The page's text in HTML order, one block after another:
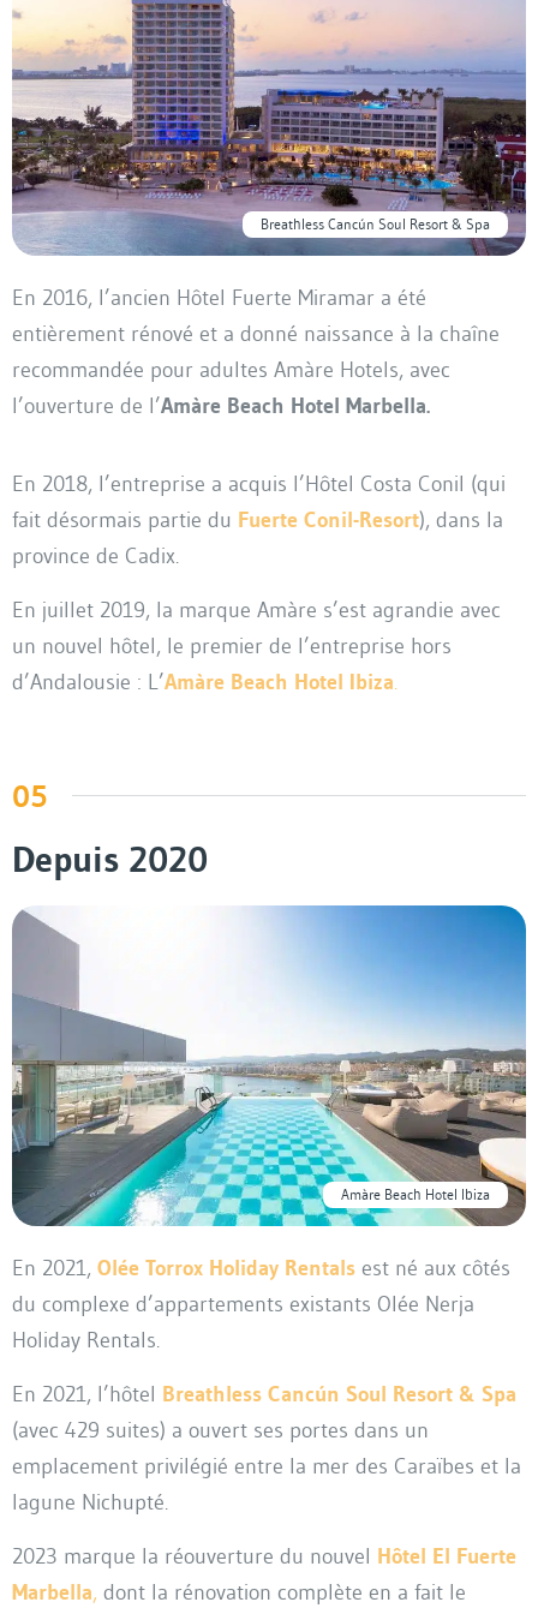
Breathless Cancún Soul Resort & Spa
En 2016, l’ancien Hôtel Fuerte Miramar a été
entièrement rénové et a donné naissance à la chaîne
recommandée pour adultes Amàre Hotels, avec
l’ouverture de l’Amàre Beach Hotel Marbella.
En 2018, l’entreprise a acquis l’Hôtel Costa Conil (qui
fait désormais partie du Fuerte Conil-Resort), dans la
province de Cadix.
En juillet 2019, la marque Amàre s’est agrandie avec
un nouvel hôtel, le premier de l’entreprise hors
d’Andalousie : L’Amàre Beach Hotel Ibiza.
05
Depuis 2020
Amàre Beach Hotel Ibiza
En 2021, Olée Torrox Holiday Rentals est né aux côtés
du complexe d’appartements existants Olée Nerja
Holiday Rentals.
En 2021, l’hôtel Breathless Cancún Soul Resort & Spa
(avec 429 suites) a ouvert ses portes dans un
emplacement privilégié entre la mer des Caraïbes et la
lagune Nichupté.
2023 marque la réouverture du nouvel Hôtel El Fuerte
Marbella, dont la rénovation complète en a fait le